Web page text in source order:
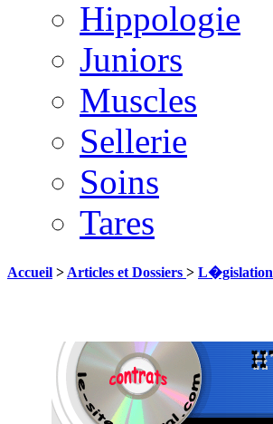
Hippologie
Juniors
Muscles
Sellerie
Soins
Tares
Accueil > Articles et Dossiers > L�gislation